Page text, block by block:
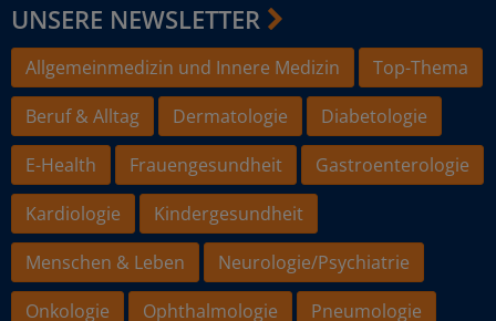
UNSERE NEWSLETTER
Allgemeinmedizin und Innere Medizin
Top-Thema
Beruf & Alltag
Dermatologie
Diabetologie
E-Health
Frauengesundheit
Gastroenterologie
Kardiologie
Kindergesundheit
Menschen & Leben
Neurologie/Psychiatrie
Onkologie
Ophthalmologie
Pneumologie